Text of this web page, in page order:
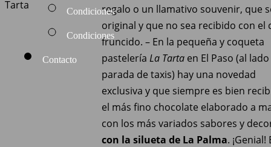
Condiciones
Condiciones
Contacto
regalo o un llamativo souvenir, que
original y que no sea recibido con el
fruncido. – En la pequeña y coqueta
pastelería La Tarta en El Paso (al
parada de taxis) hay una novedad
exclusiva y que siempre es bien
el más fino chocolate elaborado a
con los más variados sabores y
con la silueta de La Palma. ¡Genial!